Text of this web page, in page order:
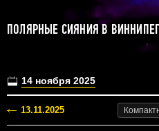
ПОЛЯРНЫЕ СИЯНИЯ В
14 ноября 2025
13.11.2025